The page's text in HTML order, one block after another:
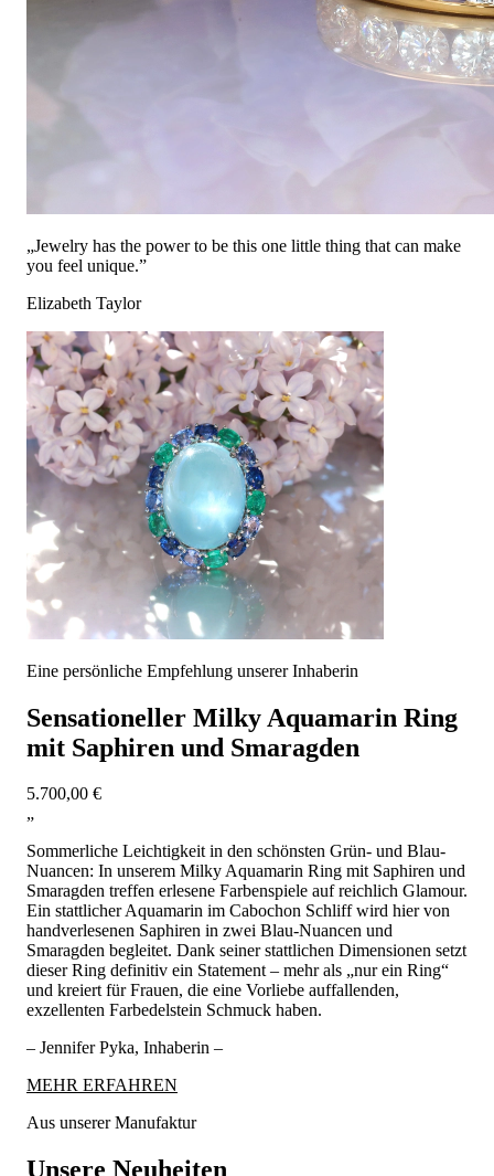
„Jewelry has the power to be this one little thing that can make
you feel unique.”
Elizabeth Taylor
Eine persönliche Empfehlung unserer Inhaberin
Sensationeller Milky Aquamarin Ring
mit Saphiren und Smaragden
5.700,00 €
„
Sommerliche Leichtigkeit in den schönsten Grün- und Blau-
Nuancen: In unserem Milky Aquamarin Ring mit Saphiren und
Smaragden treffen erlesene Farbenspiele auf reichlich Glamour.
Ein stattlicher Aquamarin im Cabochon Schliff wird hier von
handverlesenen Saphiren in zwei Blau-Nuancen und
Smaragden begleitet. Dank seiner stattlichen Dimensionen setzt
dieser Ring definitiv ein Statement – mehr als „nur ein Ring“
und kreiert für Frauen, die eine Vorliebe auffallenden,
exzellenten Farbedelstein Schmuck haben.
– Jennifer Pyka, Inhaberin –
MEHR ERFAHREN
Aus unserer Manufaktur
Unsere Neuheiten